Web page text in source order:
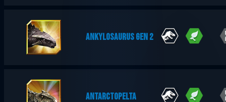
ANKYLOSAURUS GEN 2
ANTARCTOPELTA